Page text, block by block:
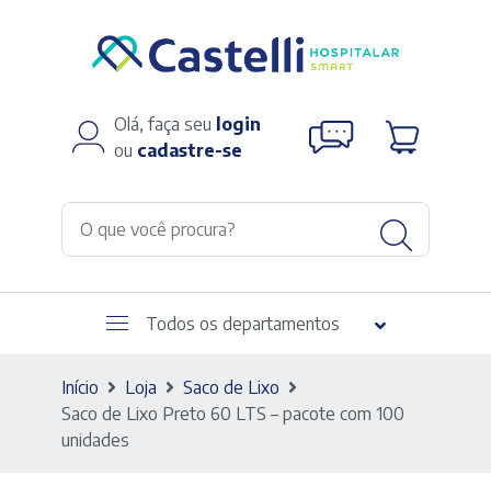
Olá, faça seu login
ou cadastre-se
Todos os departamentos
Início Loja
Saco de Lixo
Saco de Lixo Preto 60 LTS – pacote com 100
unidades